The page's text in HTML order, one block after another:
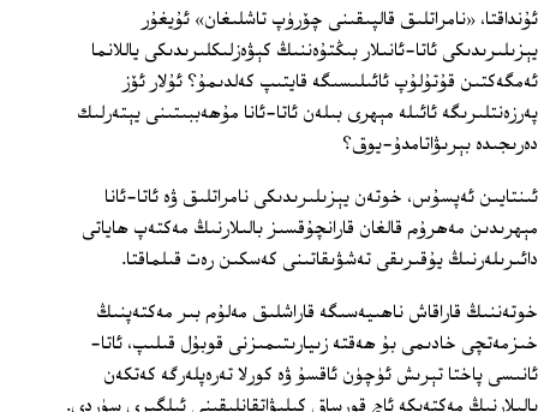
ئۇنداقتا، «نامراتلىق قالپىقىنى چۆرۈپ تاشلىغان» ئۇيغۇر
يېزىلىرىدىكى ئاتا-ئانىلار بىڭتۇەننىڭ كېۋەزلىكلىرىدىكى ياللانما
ئەمگەكتىن قۇتۇلۇپ ئائىلىسىگە قايتىپ كەلدىمۇ؟ ئۇلار ئۆز
پەرزەنتلىرىگە ئائىلە مېھرى بىلەن ئاتا-ئانا مۇھەببىتىنى يېتەرلىك
دەرىجىدە بېرىۋاتامدۇ-يوق؟
ئىنتايىن ئەپسۇس، خوتەن يېزىلىرىدىكى نامراتلىق ۋە ئاتا-ئانا
مېھرىدىن مەھرۇم قالغان قارانچۇقسىز بالىلارنىڭ مەكتەپ ھاياتى
دائىرىلەرنىڭ يۇقىرىقى تەشۋىقاتىنى كەسكىن رەت قىلماقتا.
خوتەننىڭ قاراقاش ناھىيەسىگە قاراشلىق مەلۇم بىر مەكتەپنىڭ
خىزمەتچى خادىمى بۇ ھەقتە زىيارىتىمىزنى قوبۇل قىلىپ، ئاتا-
ئانىسى پاختا تېرىش ئۈچۈن ئاقسۇ ۋە كورلا تەرەپلەرگە كەتكەن